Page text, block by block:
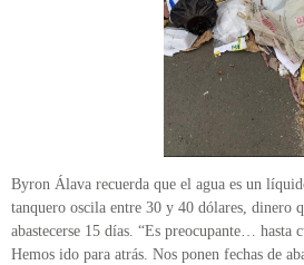
Byron Álava recuerda que el agua es un
tanquero oscila entre 30 y 40 dólares, dinero
abastecerse 15 días. “Es preocupante… hasta
Hemos ido para atrás. Nos ponen fechas de